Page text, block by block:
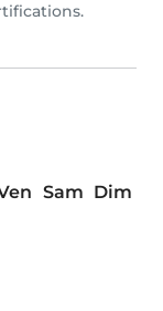
Sam Dim